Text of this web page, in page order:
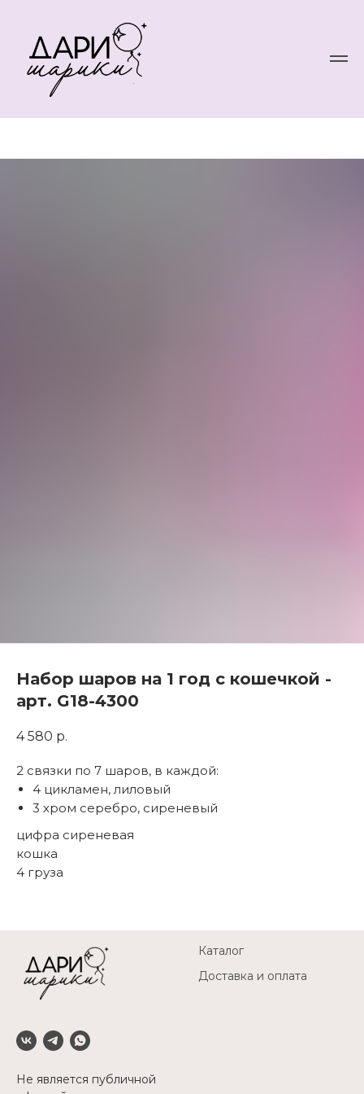
Набор шаров на 1 год с кошечкой -
арт. G18-4300
4 580 р.
2 связки по 7 шаров, в каждой:
4 цикламен, лиловый
3 хром серебро, сиреневый
цифра сиреневая
кошка
4 груза
Не является публичной
Каталог
Доставка и оплата